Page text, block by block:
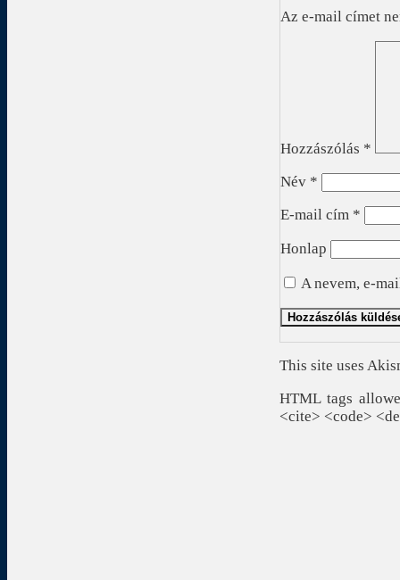
Az e-mail címet
Hozzászólás *
Név *
E-mail cím *
Honlap
A nevem, e-
This site uses
HTML tags
<cite> <code>